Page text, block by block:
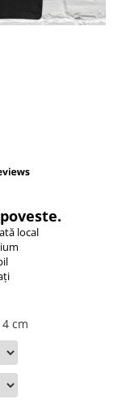
local
cm